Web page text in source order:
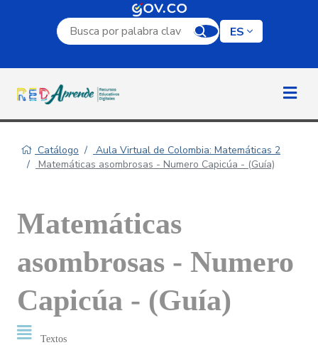
Campo de búsqueda por palabra clave
ES
Catálogo
Aula Virtual de Colombia: Matemáticas 2
Matemáticas asombrosas - Numero Capicúa - (Guía)
Matemáticas
asombrosas - Numero
Capicúa - (Guía)
Textos